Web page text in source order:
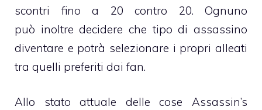
scontri fino a 20 contro 20. Ognuno
può inoltre decidere che tipo di assassino
diventare e potrà selezionare i propri alleati
tra quelli preferiti dai fan.
Allo stato attuale delle cose Assassin’s